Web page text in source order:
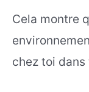
Cela montre
chez toi dans